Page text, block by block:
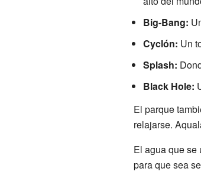
Big-Bang:
Cyclón: Un
Splash:
Black Hole:
El parque
relajarse.
El agua que se
para que sea